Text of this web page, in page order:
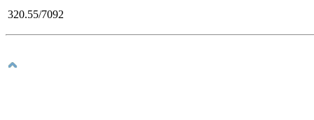
320.55/7092